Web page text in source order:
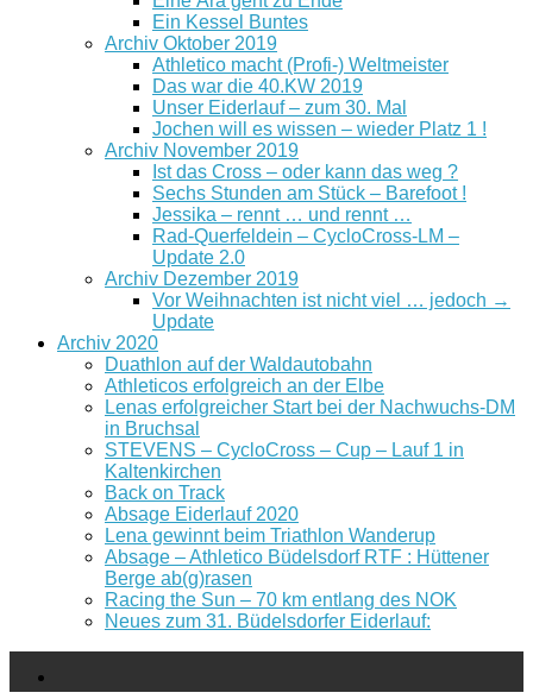
Ein Kessel Buntes
Archiv Oktober 2019
Athletico macht (Profi-) Weltmeister
Das war die 40.KW 2019
Unser Eiderlauf – zum 30. Mal
Jochen will es wissen – wieder Platz 1 !
Archiv November 2019
Ist das Cross – oder kann das weg ?
Sechs Stunden am Stück – Barefoot !
Jessika – rennt … und rennt …
Rad-Querfeldein – CycloCross-LM –
Update 2.0
Archiv Dezember 2019
Vor Weihnachten ist nicht viel … jedoch →
Update
Archiv 2020
Duathlon auf der Waldautobahn
Athleticos erfolgreich an der Elbe
Lenas erfolgreicher Start bei der Nachwuchs-DM
in Bruchsal
STEVENS – CycloCross – Cup – Lauf 1 in
Kaltenkirchen
Back on Track
Absage Eiderlauf 2020
Lena gewinnt beim Triathlon Wanderup
Absage – Athletico Büdelsdorf RTF : Hüttener
Berge ab(g)rasen
Racing the Sun – 70 km entlang des NOK
Neues zum 31. Büdelsdorfer Eiderlauf: